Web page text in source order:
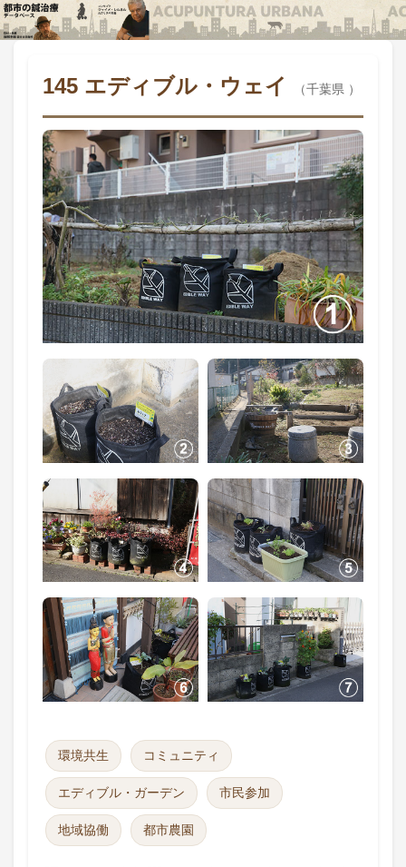
145 エディブル・ウェイ （千葉県 ）
環境共生 コミュニティ
エディブル・ガーデン 市民参加
地域協働 都市農園